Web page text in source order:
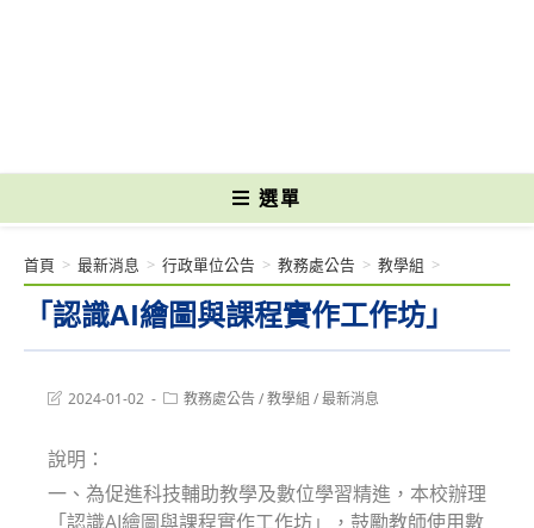
選單
「認識AI繪圖與課程實作工作坊」
首頁 > 最新消息 > 行政單位公告 > 教務處公告 > 教學組 >
Post2024-01-02
Post教務處公告/教學組 /最新消息
說明：
一、為促進科技輔助教學及數位學習精進，本校辦理
「認識AI繪圖與課程實作工作坊」，鼓勵教師使用數